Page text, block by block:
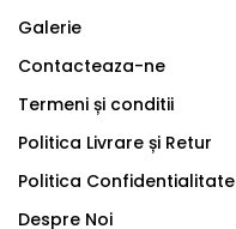
Galerie
Contacteaza-ne
Termeni și conditii
Politica Livrare și Retur
Politica Confidentialitate
Despre Noi